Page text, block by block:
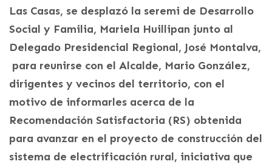
Las Casas, se desplazó la seremi de Desarrollo
Social y Familia, Mariela Huillipan junto al
Delegado Presidencial Regional, José Montalva,
para reunirse con el Alcalde, Mario González,
dirigentes y vecinos del territorio, con el
motivo de informarles acerca de la
Recomendación Satisfactoria (RS) obtenida
para avanzar en el proyecto de construcción del
sistema de electrificación rural, iniciativa que